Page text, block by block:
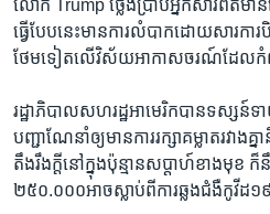
លោក​ Trump ថ្លែង​ប្រាប់​អ្នក​សារព័ត៌មា
ធ្វើ​បែប​នេះ​មាន​ការ​លំបាក​ដោយ​សារ​ការ​
ថែម​ទៀត​លើ​វិស័យ​អាកាសចរណ៍​ដែល​កំ
រដ្ឋាភិបាល​សហរដ្ឋ​អាមេរិក​បាន​ទស្ស
បញ្ជា​ណែនាំ​ឲ្យ​មាន​ការ​រក្សា​គម្លាត​រវាង​
តឹងរឹង​ក្តី​នៅ​ក្នុង​ប៉ុន្មាន​សប្តាហ៍​ខាង​មុខ ក៏​
២៥០.០០០​អាច​ស្លាប់​ពី​ការ​ឆ្លង​ជំងឺ​កូវីដ១